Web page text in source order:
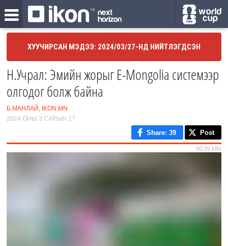
ХУУЧИРСАН МЭДЭЭ: 2024/03/27-НД НИЙТЛЭГДСЭН
Н.Учрал: Эмийн жорыг E-Mongolia системээр
олгодог болж байна
Б.МАНЛАЙ, IKON.MN
2024 ОНЫ 3 САРЫН 27
Share: 39 Post
IKON.MN